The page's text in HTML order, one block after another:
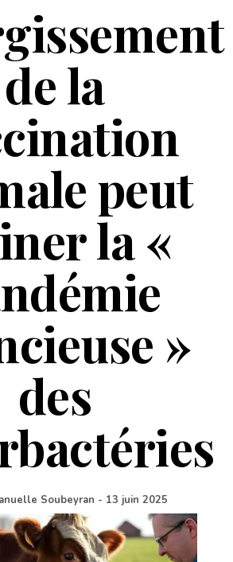
de la
peut
la «
»
des
Soubeyran - 13 juin 2025